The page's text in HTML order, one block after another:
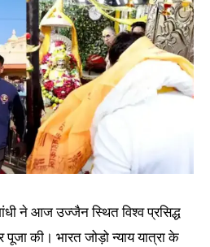
ने आज उज्जैन स्थित विश्व प्रसिद्ध
की। भारत जोड़ो न्याय यात्रा के